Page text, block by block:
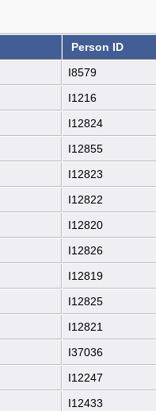
Person ID
I8579
I1216
I12824
I12855
I12823
I12822
I12820
I12826
I12819
I12825
I12821
I37036
I12247
I12433